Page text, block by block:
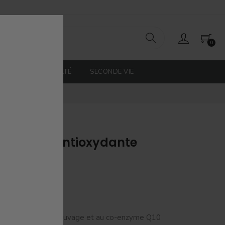
0
SÉLECTION ETÉ SECONDE VIE
Antioxydante
l'huile de rosier sauvage et au co-enzyme Q10